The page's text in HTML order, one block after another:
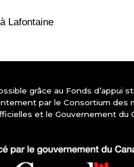
Lafontaine
grâce au Fonds d’appui
par le Consortium des
et le Gouvernement du